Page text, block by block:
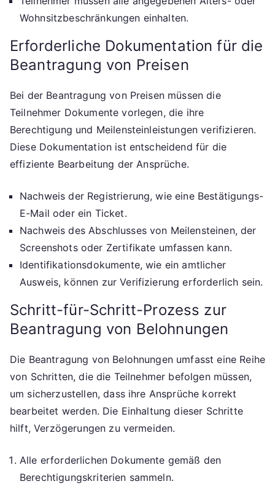
Wohnsitzbeschränkungen einhalten.
Erforderliche Dokumentation für die
Beantragung von Preisen
Bei der Beantragung von Preisen müssen die
Teilnehmer Dokumente vorlegen, die ihre
Berechtigung und Meilensteinleistungen verifizieren.
Diese Dokumentation ist entscheidend für die
effiziente Bearbeitung der Ansprüche.
Nachweis der Registrierung, wie eine Bestätigungs-
E-Mail oder ein Ticket.
Nachweis des Abschlusses von Meilensteinen, der
Screenshots oder Zertifikate umfassen kann.
Identifikationsdokumente, wie ein amtlicher
Ausweis, können zur Verifizierung erforderlich sein.
Schritt-für-Schritt-Prozess zur
Beantragung von Belohnungen
Die Beantragung von Belohnungen umfasst eine Reihe
von Schritten, die die Teilnehmer befolgen müssen,
um sicherzustellen, dass ihre Ansprüche korrekt
bearbeitet werden. Die Einhaltung dieser Schritte
hilft, Verzögerungen zu vermeiden.
Alle erforderlichen Dokumente gemäß den
Berechtigungskriterien sammeln.